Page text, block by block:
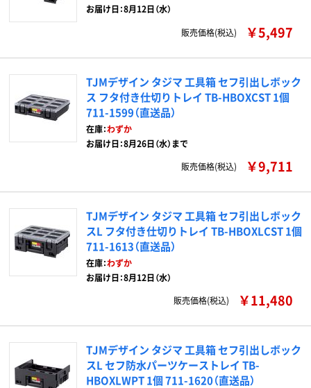
お届け日：8月12日（水）
販売価格(税込)
￥5,497
TJMデザイン タジマ 工具箱 セフ引出しボック
ス フタ付き仕切りトレイ TB-HBOXCST 1個
711-1599（直送品）
在庫：わずか
お届け日：8月26日（水）まで
販売価格(税込)
￥9,711
TJMデザイン タジマ 工具箱 セフ引出しボック
スL フタ付き仕切りトレイ TB-HBOXLCST 1個
711-1613（直送品）
在庫：わずか
お届け日：8月12日（水）
販売価格(税込)
￥11,480
TJMデザイン タジマ 工具箱 セフ引出しボック
スL セフ防水パーツケーストレイ TB-
HBOXLWPT 1個 711-1620（直送品）